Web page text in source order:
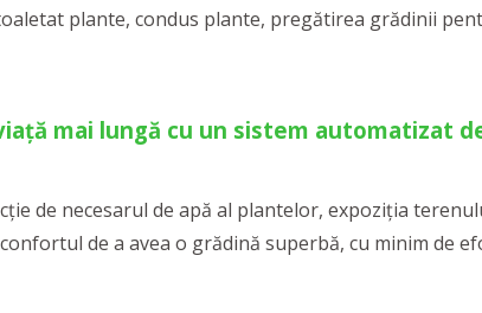
plante, condus plante, pregătirea grădinii
mai lungă cu un sistem automatizat
de necesarul de apă al plantelor, expoziția
de a avea o grădină superbă, cu minim de